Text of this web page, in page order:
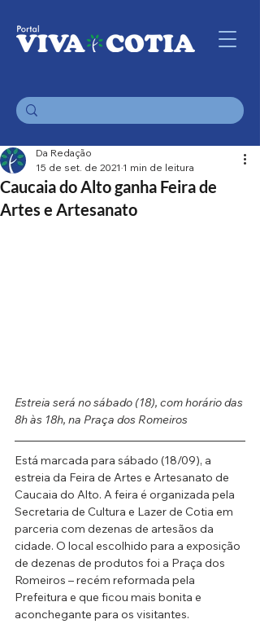
Caucaia do Alto ganha Feira de
Artes e Artesanato
Da Redação
15 de set. de 2021 1 min de leitura
Estreia será no sábado (18), com horário das
8h às 18h, na Praça dos Romeiros
Está marcada para sábado (18/09), a
estreia da Feira de Artes e Artesanato de
Caucaia do Alto. A feira é organizada pela
Secretaria de Cultura e Lazer de Cotia em
parceria com dezenas de artesãos da
cidade. O local escolhido para a exposição
de dezenas de produtos foi a Praça dos
Romeiros – recém reformada pela
Prefeitura e que ficou mais bonita e
aconchegante para os visitantes.